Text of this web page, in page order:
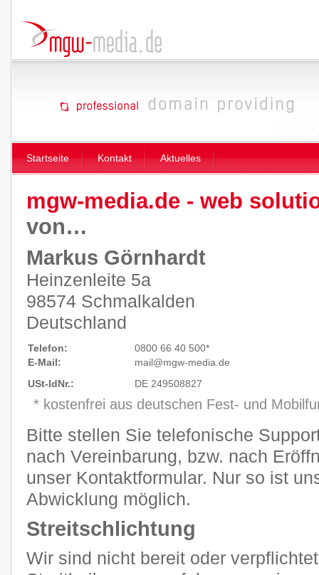
Startseite Kontakt Aktuelles
mgw-media.de - web
von…
Markus Görnhardt
Heinzenleite 5a
98574 Schmalkalden
Deutschland
Telefon:
0800 66 40 500*
E-Mail:
mail@mgw-media.de
USt-IdNr.:
DE 249508827
* kostenfrei aus deutschen Fest- und
Bitte stellen Sie telefonische
nach Vereinbarung, bzw. nach
unser Kontaktformular. Nur so ist
Abwicklung möglich.
Streitschlichtung
Wir sind nicht bereit oder